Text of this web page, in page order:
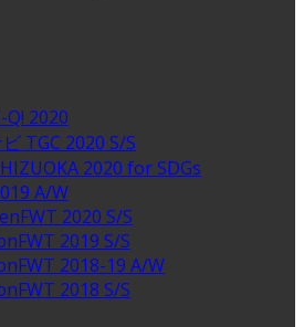
Q! 2020
TGC 2020 S/S
2020 for SDGs
A/W
2020 S/S
2019 S/S
2018-19 A/W
2018 S/S